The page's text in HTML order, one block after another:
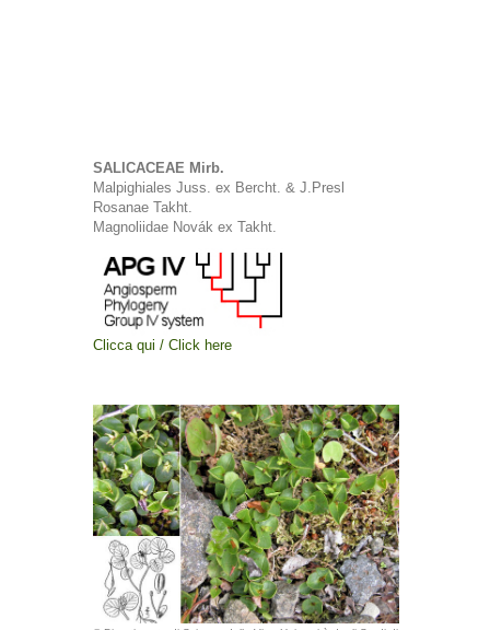
SALICACEAE Mirb.
Malpighiales Juss. ex Bercht. & J.Presl
Rosanae Takht.
Magnoliidae Novák ex Takht.
Clicca qui / Click here